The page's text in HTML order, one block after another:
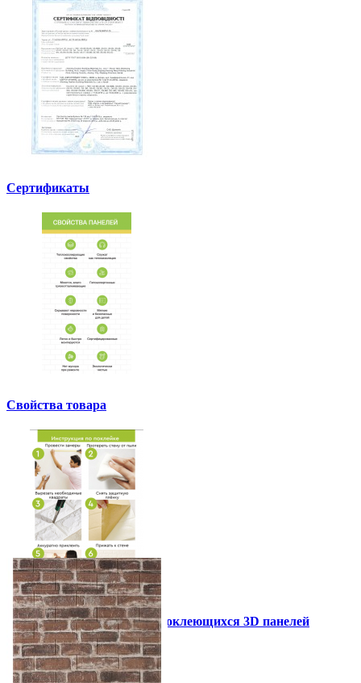
Сертификаты
Свойства товара
Инструкция установки самоклеющихся 3D панелей
Другие так же купили